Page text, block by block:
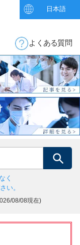
日本語
よくある質問
検索
く
い。
08/08現在)